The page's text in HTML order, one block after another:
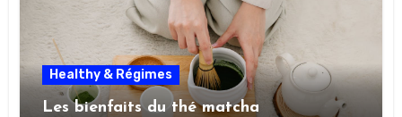
Healthy & Régimes
Les bienfaits du thé matcha